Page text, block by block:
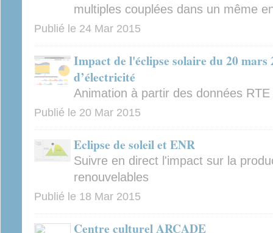
multiples couplées dans un même
Publié le 24 Mar 2015
Impact de l'éclipse solaire du 20
d’électricité
Animation à partir des données RTE
Publié le 20 Mar 2015
Eclipse de soleil et ENR
Suivre en direct l'impact sur la
renouvelables
Publié le 18 Mar 2015
Centre culturel ARCADE